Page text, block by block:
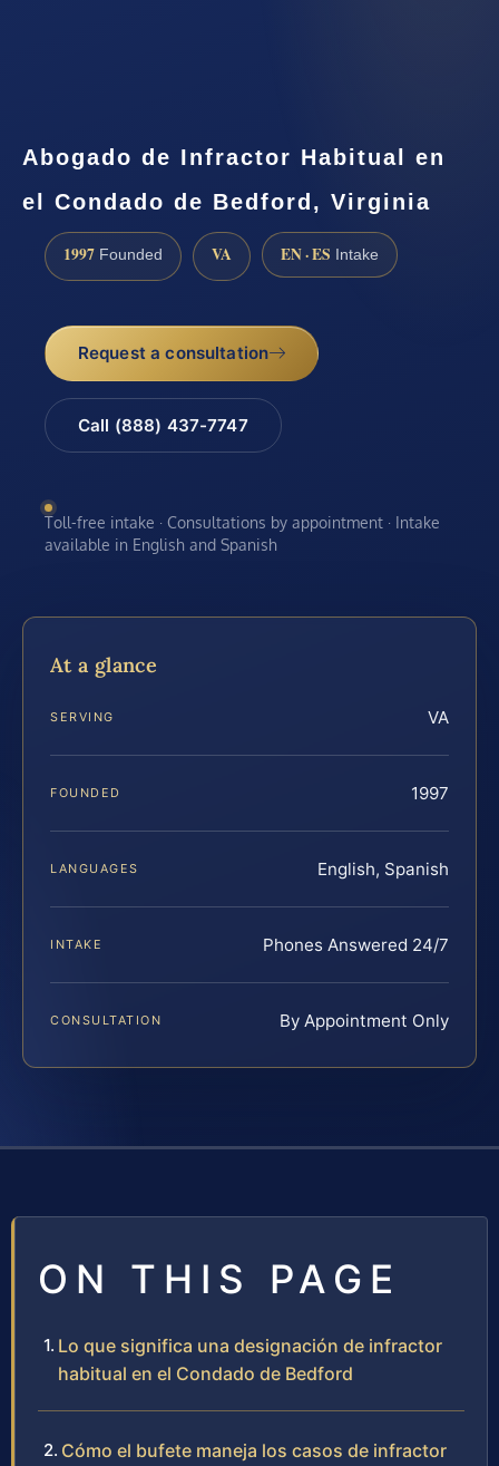
Abogado de Infractor Habitual en
el Condado de Bedford, Virginia
1997 Founded VA EN · ES Intake
Request a consultation
Call (888) 437-7747
Toll-free intake · Consultations by appointment · Intake
available in English and Spanish
At a glance
SERVING VA
FOUNDED 1997
LANGUAGES English, Spanish
INTAKE Phones Answered 24/7
CONSULTATION By Appointment Only
ON THIS PAGE
Lo que significa una designación de infractor
habitual en el Condado de Bedford
Cómo el bufete maneja los casos de infractor